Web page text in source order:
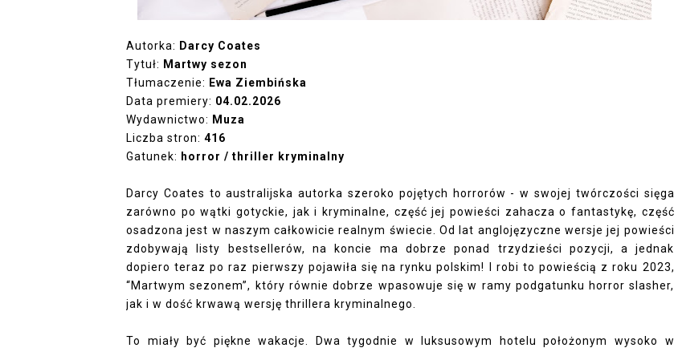
Autorka: Darcy Coates
Tytuł: Martwy sezon
Tłumaczenie: Ewa Ziembińska
Data premiery: 04.02.2026
Wydawnictwo: Muza
Liczba stron: 416
Gatunek: horror / thriller kryminalny
Darcy Coates to australijska autorka szeroko pojętych horrorów - w swojej twórczości sięga
zarówno po wątki gotyckie, jak i kryminalne, część jej powieści zahacza o fantastykę, część
osadzona jest w naszym całkowicie realnym świecie. Od lat anglojęzyczne wersje jej powieści
zdobywają listy bestsellerów, na koncie ma dobrze ponad trzydzieści pozycji, a jednak
dopiero teraz po raz pierwszy pojawiła się na rynku polskim! I robi to powieścią z roku 2023,
“Martwym sezonem”, który równie dobrze wpasowuje się w ramy podgatunku horror slasher,
jak i w dość krwawą wersję thrillera kryminalnego.
To miały być piękne wakacje. Dwa tygodnie w luksusowym hotelu położonym wysoko w